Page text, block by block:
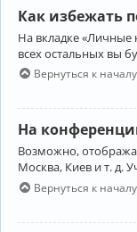
Как избежать
На вкладке «Личные
всех остальных вы
Вернуться к началу
На
Возможно,
Москва, Киев и т. д.
Вернуться к началу